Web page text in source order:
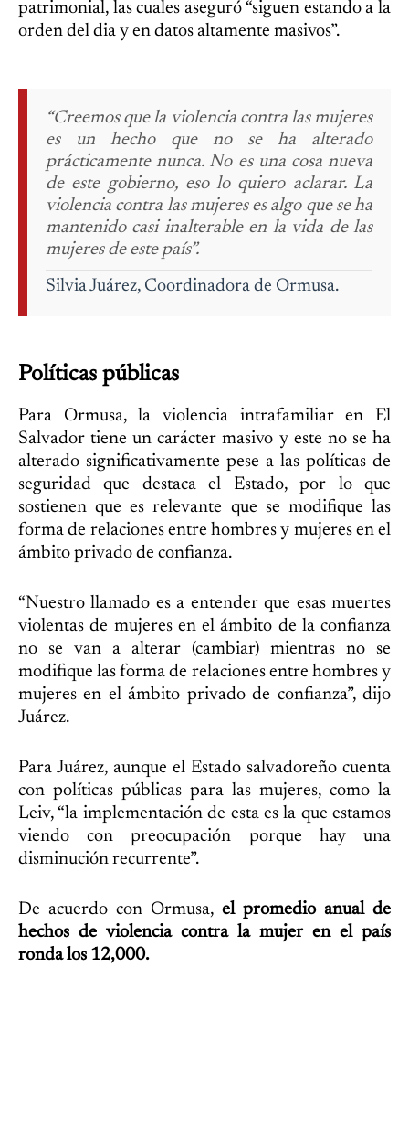
patrimonial, las cuales aseguró “siguen estando a la
orden del dia y en datos altamente masivos”.
“Creemos que la violencia contra las mujeres
es un hecho que no se ha alterado
prácticamente nunca. No es una cosa nueva
de este gobierno, eso lo quiero aclarar. La
violencia contra las mujeres es algo que se ha
mantenido casi inalterable en la vida de las
mujeres de este país”.
Silvia Juárez, Coordinadora de Ormusa.
Políticas públicas
Para Ormusa, la violencia intrafamiliar en El
Salvador tiene un carácter masivo y este no se ha
alterado significativamente pese a las políticas de
seguridad que destaca el Estado, por lo que
sostienen que es relevante que se modifique las
forma de relaciones entre hombres y mujeres en el
ámbito privado de confianza.
“Nuestro llamado es a entender que esas muertes
violentas de mujeres en el ámbito de la confianza
no se van a alterar (cambiar) mientras no se
modifique las forma de relaciones entre hombres y
mujeres en el ámbito privado de confianza”, dijo
Juárez.
Para Juárez, aunque el Estado salvadoreño cuenta
con políticas públicas para las mujeres, como la
Leiv, “la implementación de esta es la que estamos
viendo con preocupación porque hay una
disminución recurrente”.
De acuerdo con Ormusa, el promedio anual de
hechos de violencia contra la mujer en el país
ronda los 12,000.